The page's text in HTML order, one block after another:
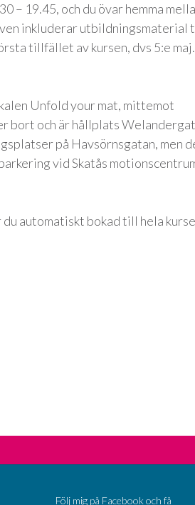
– 19.45, och du övar hemma
inkluderar utbildningsmaterial
tillfället av kursen, dvs 5:e maj.
Unfold your mat, mittemot
bort och är hållplats
på Havsörnsgatan, men
vid Skatås
automatiskt bokad till hela
Följ mig på Facebook och få